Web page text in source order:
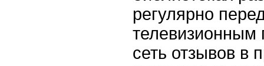
регулярно
телевизионным
сеть отзывов в